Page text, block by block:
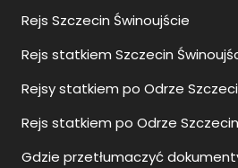
Rejs Szczecin Świnoujście
Rejs statkiem Szczecin
Rejsy statkiem po Odrze
Rejs statkiem po Odrze Szczecin
Gdzie przetłumaczyć